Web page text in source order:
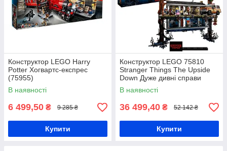
Конструктор LEGO Harry
Potter Хогвартс-експрес
(75955)
В наявності
6 499,50 ₴ 9 285 ₴
Купити
Конструктор LEGO 75810
Stranger Things The Upside
Down Дуже дивні справи
Догори дригом
В наявності
36 499,40 ₴ 52 142 ₴
Купити